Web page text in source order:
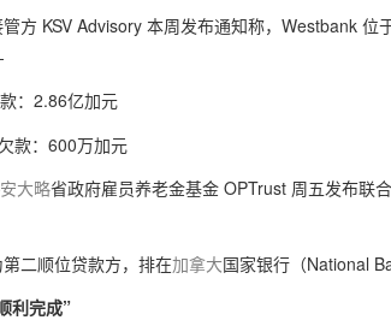
方 KSV Advisory 本周发布通知称，Westbank 位
：2.86亿加元
款：600万加元
安大略省政府雇员养老金基金 OPTrust 周五发布联
二顺位贷款方，排在加拿大国家银行（National
利完成”